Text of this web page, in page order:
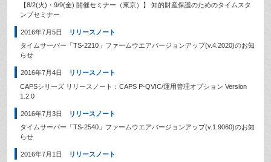
【8/2(火)・9/9(金) 開催セミナー（東京）】 知的財産保護のためのタイムスタ
ンプセミナー
2016年7月5日
リリースノート
タイムサーバー「TS-2210」ファームウエアバージョンアップ(v.4.2020)のお知
らせ
2016年7月4日
リリースノート
CAPSシリーズ リリースノート：CAPS P-QVIC/運用管理オプション Version
1.2.0
2016年7月3日
リリースノート
タイムサーバー「TS-2540」ファームウエアバージョンアップ(v.1.9060)のお知
らせ
2016年7月1日
リリースノート